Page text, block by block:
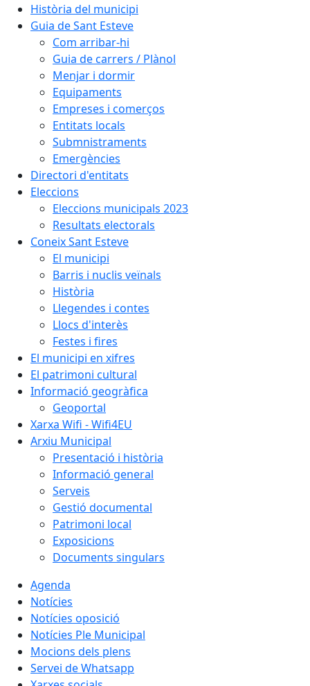
Història del municipi
Guia de Sant Esteve
Com arribar-hi
Guia de carrers / Plànol
Menjar i dormir
Equipaments
Empreses i comerços
Entitats locals
Submnistraments
Emergències
Directori d'entitats
Eleccions
Eleccions municipals 2023
Resultats electorals
Coneix Sant Esteve
El municipi
Barris i nuclis veïnals
Història
Llegendes i contes
Llocs d'interès
Festes i fires
El municipi en xifres
El patrimoni cultural
Informació geogràfica
Geoportal
Xarxa Wifi - Wifi4EU
Arxiu Municipal
Presentació i història
Informació general
Serveis
Gestió documental
Patrimoni local
Exposicions
Documents singulars
Agenda
Notícies
Notícies oposició
Notícies Ple Municipal
Mocions dels plens
Servei de Whatsapp